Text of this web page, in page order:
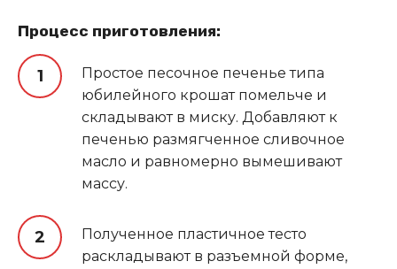
Процесс приготовления:
Простое песочное печенье типа
юбилейного крошат помельче и
складывают в миску. Добавляют к
печенью размягченное сливочное
масло и равномерно вымешивают
массу.
Полученное пластичное тесто
раскладывают в разъемной форме,